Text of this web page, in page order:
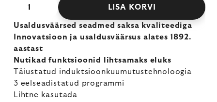
LISA KORVI
Usaldusväärsed seadmed saksa kvaliteediga
Innovatsioon ja usaldusväärsus alates 1892.
aastast
Nutikad funktsioonid lihtsamaks eluks
Täiustatud induktsioonkuumutustehnoloogia
3 eelseadistatud programmi
Lihtne kasutada